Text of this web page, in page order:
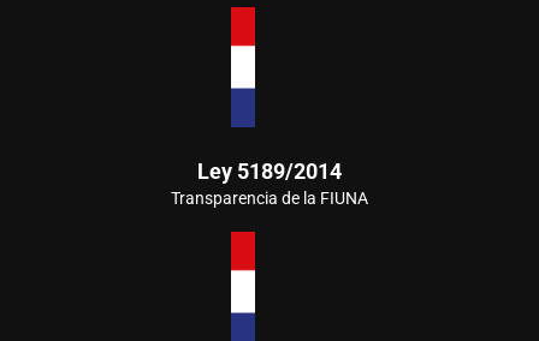
Ley 5189/2014
Transparencia de la FIUNA